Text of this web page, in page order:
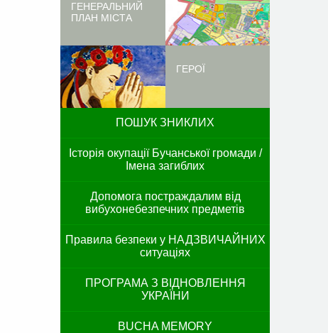
ГЕНЕРАЛЬНИЙ
ПЛАН МІСТА
ГЕРОЇ
ПОШУК ЗНИКЛИХ
Історія окупації Бучанської громади /
Імена загиблих
Допомога постраждалим від
вибухонебезпечних предметів
Правила безпеки у НАДЗВИЧАЙНИХ
ситуаціях
ПРОГРАМА З ВІДНОВЛЕННЯ
УКРАЇНИ
BUCHA MEMORY